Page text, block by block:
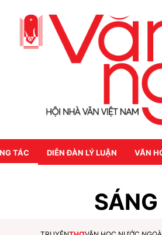
TÁC DIỄN ĐÀN LÝ LUẬN VĂN